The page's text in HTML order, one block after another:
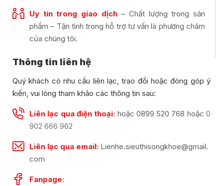
Uy tín trong giao dịch– Chất lượng trong sản
phẩm – Tận tình trong hỗ trợ tư vấn là phương châm
của chúng tôi.
Thông tin liên hệ
Quý khách có nhu cầu liên lạc, trao đổi hoặc đóng góp ý
kiến, vui lòng tham khảo các thông tin sau:
Liên lạc qua điện thoại: hoặc 0899 520 768 hoặc0
902 666 962
Liên lạc qua email: Lienhe.sieuthisongkhoe@gmail.
com
Fanpage: